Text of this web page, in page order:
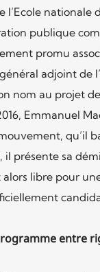
l’Ecole nationale
publique
promu
adjoint de
nom au projet
Emmanuel
qu’il
il présente sa
alors libre pour
entre